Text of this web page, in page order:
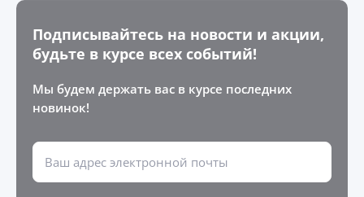
Подписывайтесь на новости и акции,
будьте в курсе всех событий!
Мы будем держать вас в курсе последних
новинок!